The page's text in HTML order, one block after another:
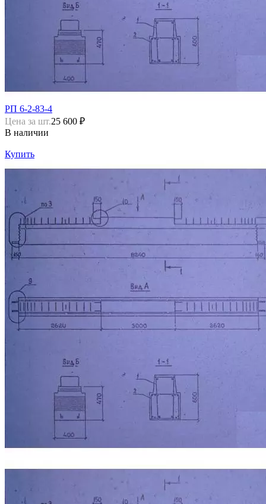
РП 6-2-83-4
Цена за шт.25 600 ₽
В наличии
Купить